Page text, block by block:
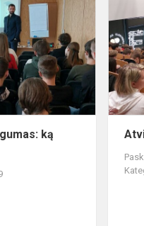
turėčiau
žinoti?
ką